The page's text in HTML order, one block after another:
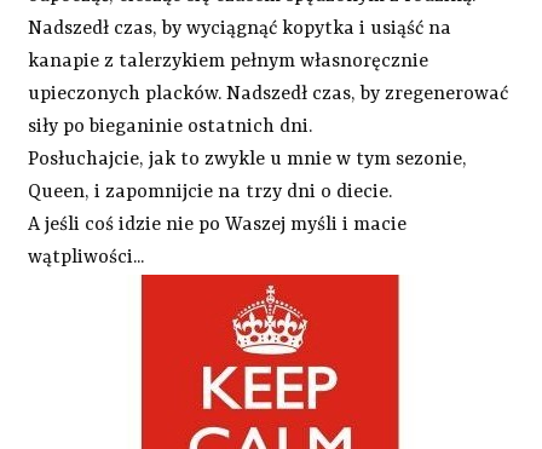
Nadszedł czas, by wyciągnąć kopytka i usiąść na
kanapie z talerzykiem pełnym własnoręcznie
upieczonych placków. Nadszedł czas, by zregenerować
siły po bieganinie ostatnich dni.
Posłuchajcie, jak to zwykle u mnie w tym sezonie,
Queen, i zapomnijcie na trzy dni o diecie.
A jeśli coś idzie nie po Waszej myśli i macie
wątpliwości...